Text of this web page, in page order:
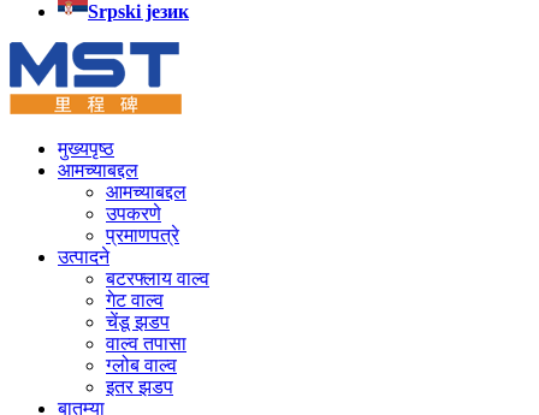
Srpski језик
मुख्यपृष्ठ
आमच्याबद्दल
आमच्याबद्दल
उपकरणे
प्रमाणपत्रे
उत्पादने
बटरफ्लाय वाल्व
गेट वाल्व
चेंडू झडप
वाल्व तपासा
ग्लोब वाल्व
इतर झडप
बातम्या